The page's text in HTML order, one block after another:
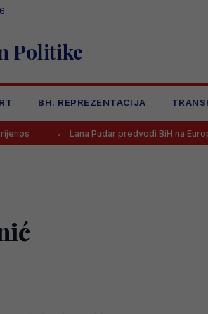
Politike
BH. REPREZENTACIJA
Lana Pudar predvodi BiH na